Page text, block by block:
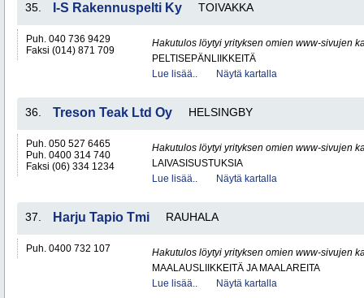
35. I-S Rakennuspelti Ky TOIVAKKA
Puh. 040 736 9429
Faksi (014) 871 709
Hakutulos löytyi yrityksen omien www-sivujen
PELTISEPÄNLIIKKEITÄ
Lue lisää..
Näytä kartalla
36. Treson Teak Ltd Oy HELSINGBY
Puh. 050 527 6465
Puh. 0400 314 740
Faksi (06) 334 1234
Hakutulos löytyi yrityksen omien www-sivujen
LAIVASISUSTUKSIA
Lue lisää..
Näytä kartalla
37. Harju Tapio Tmi RAUHALA
Puh. 0400 732 107
Hakutulos löytyi yrityksen omien www-sivujen
MAALAUSLIIKKEITÄ JA MAALAREITA
Lue lisää..
Näytä kartalla